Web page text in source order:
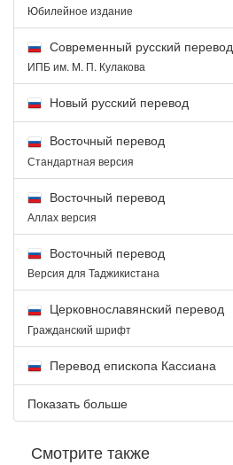
Юбилейное издание
Современный русский перевод
ИПБ им. М. П. Кулакова
Новый русский перевод
Восточный перевод
Стандартная версия
Восточный перевод
Аллах версия
Восточный перевод
Версия для Таджикистана
Церковнославянский перевод
Гражданский шрифт
Перевод епископа Кассиана
Показать больше
Смотрите также